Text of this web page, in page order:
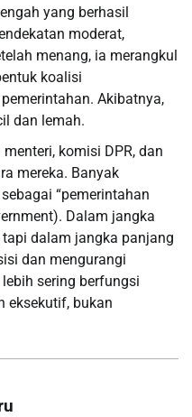
yang berhasil
moderat,
menang, ia merangkul
koalisi
Akibatnya,
dan lemah.
komisi DPR, dan
mereka. Banyak
“pemerintahan
Dalam jangka
dalam jangka panjang
dan mengurangi
sering berfungsi
eksekutif, bukan